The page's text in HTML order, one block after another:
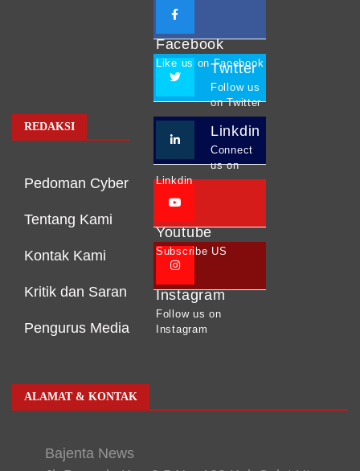
REDAKSI
Pedoman Cyber
Tentang Kami
Kontak Kami
Kritik dan Saran
Pengurus Media
Facebook
Like us on Facebook
Twitter
Follow us
on Twitter
Linkdin
Connect
us on
Linkdin
Youtube
Subscribe US
Instagram
Follow us on
Instagram
ALAMAT & KONTAK
Bajenta News